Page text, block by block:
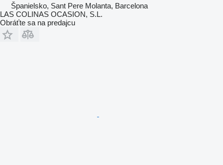
Španielsko, Sant Pere Molanta, Barcelona
LAS COLINAS OCASION, S.L.
Obráťte sa na predajcu